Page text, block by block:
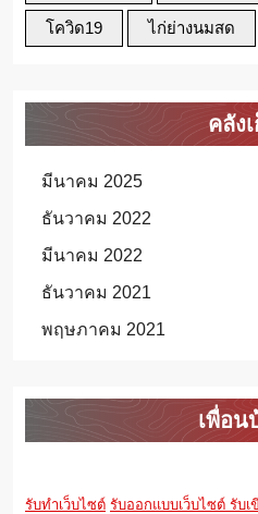
โควิด19 ไก่ย่างนมสด
คลัง
มีนาคม 2025
ธันวาคม 2022
มีนาคม 2022
ธันวาคม 2021
พฤษภาคม 2021
เพื่อน
รับทำเว็บไซต์ รับออกแบบเว็บไซต์ รับเ